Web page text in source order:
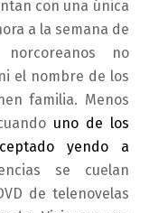
con una única
a la semana de
no
el nombre de los
familia. Menos
uno de los
yendo a
se cuelan
de telenovelas